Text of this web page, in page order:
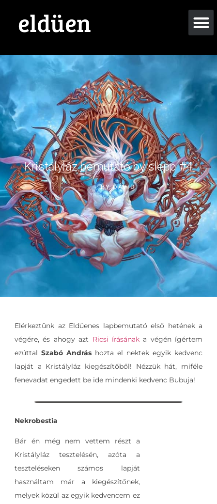
eldüen
Kristályláz bemutató by slepp #4
BYDÁVID
Elérkeztünk az Eldüenes lapbemutató első hetének a
végére, és ahogy azt Ricsi írásánaka végén ígértem
ezúttal Szabó András hozta el nektek egyik kedvenc
lapját a Kristályláz kiegészítőből! Nézzük hát, miféle
fenevadat engedett be ide mindenki kedvenc Bubuja!
Nekrobestia
Bár én még nem vettem részt a
Kristályláz tesztelésén, azóta a
teszteléseken számos lapját
használtam már a kiegészítőnek,
melyek közül az egyik kedvencem ez